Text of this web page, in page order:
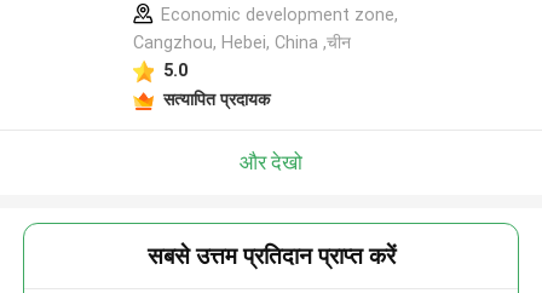
Economic development zone,
Cangzhou, Hebei, China ,चीन
5.0
सत्यापित प्रदायक
और देखो
सबसे उत्तम प्रतिदान प्राप्त करें